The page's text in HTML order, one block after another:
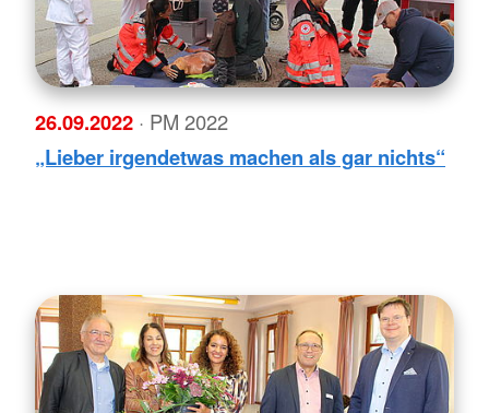
26.09.2022 · PM 2022
„Lieber irgendetwas machen als gar nichts“